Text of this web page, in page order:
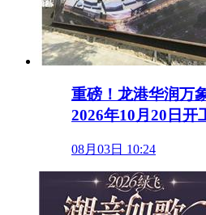
重磅！龙港华润万
2026年10月20日开
08月03日 10:24